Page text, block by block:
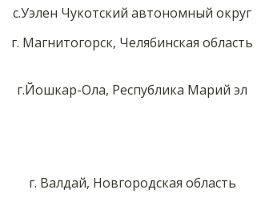
с.Уэлен Чукотский автономный округ
г. Магнитогорск, Челябинская область
г.Йошкар-Ола, Республика Марий эл
г. Валдай, Новгородская область